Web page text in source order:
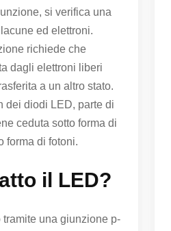
si verifica una
ed elettroni.
richiede che
dagli elettroni liberi
a un altro stato.
dei diodi LED, parte di
ceduta sotto forma di
forma di fotoni.
il LED?
tramite una giunzione p-